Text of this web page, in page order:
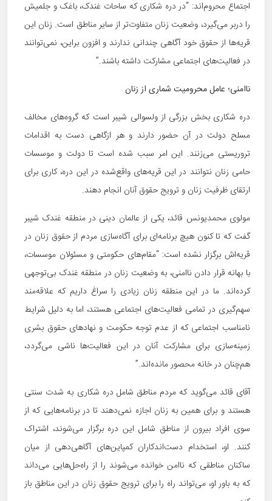
اجتماع محروم‌اند: “در دره شکاری که ساحات غندک، باغک و جلمیش
را دربر می‌گیرد، وضعیت زنان متفاوت‌تر از سایر مناطق است. زنان این
قریه‌ها از حقوق خود آگاهی چندانی ندارند و افزون براین، نمی‌توانند
در فعالیت‌های اجتماعی مشارکت داشته باشند.”
ناامنی؛ عامل محرومیت شماری از زنان
دره شکاری بخش بزرگی از ولسوالی شیبر است که گروه‌های مخالف
مسلح دولت در آن حضور دارند و هر ازگاهی دست به اقدامات
تروریستی می‌زنند. این امر سبب شده است تا دولت و موسسات
حامی زنان نتوانند در این قریه‌های واقع‌شده در این دره، کاری برای
ارتقای ظرفیت زنان و ترویج حقوق آنان انجام دهند.
مولوی محمدیونس قائد، یکی از عالمان دینی در منطقه غندک شیبر
گفت که تا کنون هیچ برنامه‌ای برای آگاه‌سازی مردم از حقوق زنان در
قریه‌اش برگزار نشده است: “مقام‌های حکومتی و مسئولان موسسات،
با بهانه قرار دادن ناامنی، به وضعیت زنان در منطقه غندک بی‌توجهی
کرده‌اند. ما در این منطقه زنان زیادی را سراغ داریم که علاقه‌مند
سهم‌گیری در تمامی فعالیت‌های اجتماعی هستند، اما به دلیل شرایط
نامناسب اجتماعی که از عدم توجه حکومت و نهادهای حقوق بشری
زمینه‌سازی برای مشارکت آنان در این فعالیت‌ها ناشی می‌گردد،
هم‌چنان در خانه محصور مانده‌اند.”
آقای قائد می‌گوید که مردم مناطق شامل دره شکاری به شدت سنتی
هستند و برای همین به زنان اجازه نمی‌دهند تا در برنامه‌هایی که از
سوی افراد بیرون از مناطق شامل این دره برگزار می‌شوند، اشتراک
کنند. او، استخدام دست‌اندکاران کمپاین‌های آگاهی‌دهی از میان
ساکنان مناطقی که ناامن خوانده می‌شوند را از راه‌حل‌هایی می‌داند
که به باور او، می‌تواند راه را برای ترویج حقوق زنان در این مناطق باز